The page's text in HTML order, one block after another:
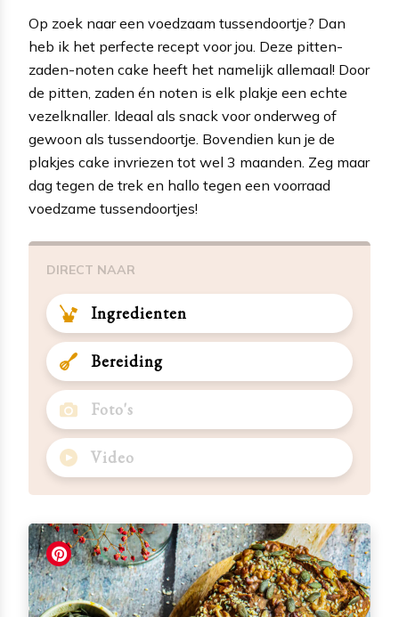
Op zoek naar een voedzaam tussendoortje? Dan
heb ik het perfecte recept voor jou. Deze pitten-
zaden-noten cake heeft het namelijk allemaal! Door
de pitten, zaden én noten is elk plakje een echte
vezelknaller. Ideaal als snack voor onderweg of
gewoon als tussendoortje. Bovendien kun je de
plakjes cake invriezen tot wel 3 maanden. Zeg maar
dag tegen de trek en hallo tegen een voorraad
voedzame tussendoortjes!
DIRECT NAAR
Ingredienten
Bereiding
Foto's
Video